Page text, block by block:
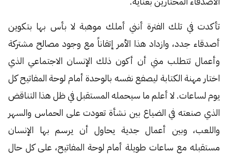
تأكدت في تلك الفترة أنني أملك موهبة لا بأس بها بتكوين
أصدقاء جدد، وازداد هذا الأمر إتقاناً مع وجود مصالح مشتركة
وأعمال تتطلب مني أن أكون ذلك الإنسان الاجتماعي الذي
اختار مهنة الكتابة ليصفع نفسه بالوحدة أمام لوحة المفاتيح كل
يوم لساعات. لا أعلم ما سيحمله المستقبل في ظل هذا التناقض
الذي صنعته في الضياع بين نشأة تعودت على الحماس والسهر
واللعب، وبين أعمال جدية يحاول أن يرسم بها الإنسان
مستقبله مع ساعات طويلة أمام لوحة المفاتيح، على كل حال